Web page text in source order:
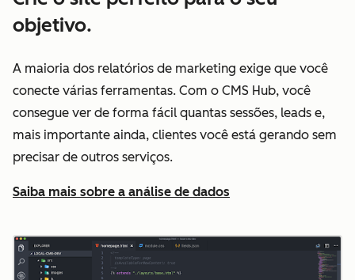
objetivo.
A maioria dos relatórios de marketing exige que você
conecte várias ferramentas. Com o CMS Hub, você
consegue ver de forma fácil quantas sessões, leads e,
mais importante ainda, clientes você está gerando sem
precisar de outros serviços.
Saiba mais sobre a análise de dados